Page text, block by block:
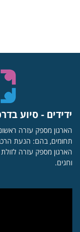
ידידים - סיוע
הארגון מספק עזרה
תחומים, בהם: הנעת
וחגים.